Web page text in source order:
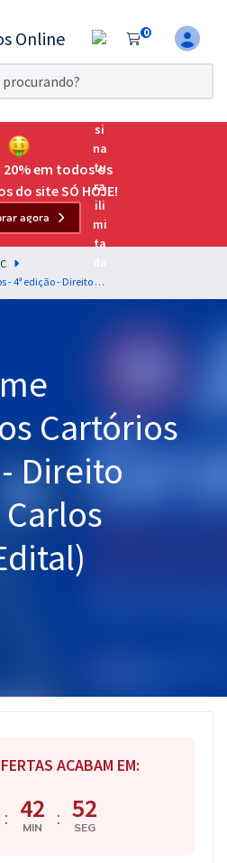
0
por 7 dias!
para o Exame da
as principais
20% em todos os
do site SÓ HOJE!
agora
ENAC - Exame Nacional dos Cartórios - 4ª edição - Direito Civil - Prof. Carlos Elias (Pré-Edital)
Cartórios
Direito
ACABAM EM:
: 42
MIN : 51
SEG